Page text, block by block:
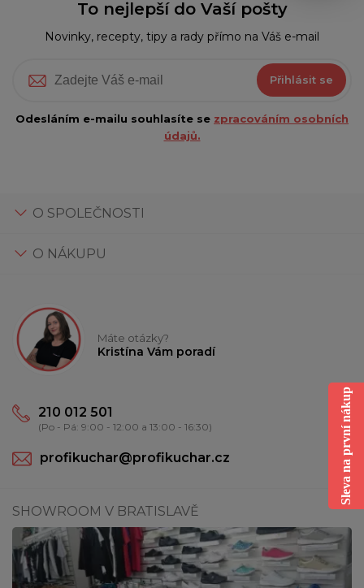
To nejlepší do Vaší pošty
Novinky, recepty, tipy a rady přímo na Váš e-mail
Přihlásit se
Odesláním e-mailu souhlasíte se zpracováním osobních
údajů.
O SPOLEČNOSTI
O NÁKUPU
Máte otázky?
Kristína Vám poradí
210 012 501
(Po - Pá: 9:00 - 12:00 a 13:00 - 16:30)
profikuchar@profikuchar.cz
SHOWROOM V BRATISLAVĚ
Sleva na první nákup